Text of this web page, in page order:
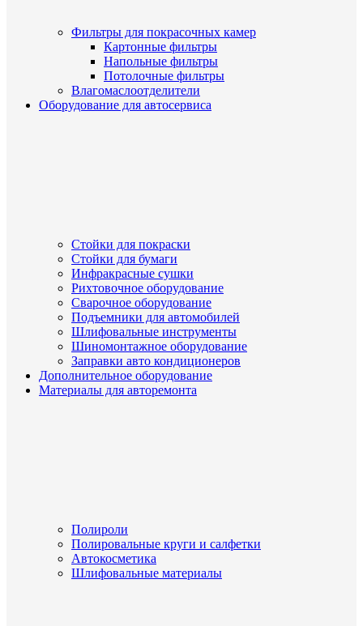
Фильтры для покрасочных камер
Картонные фильтры
Напольные фильтры
Потолочные фильтры
Влагомаслоотделители
Оборудование для автосервиса
Стойки для покраски
Стойки для бумаги
Инфракрасные сушки
Рихтовочное оборудование
Сварочное оборудование
Подъемники для автомобилей
Шлифовальные инструменты
Шиномонтажное оборудование
Заправки авто кондиционеров
Дополнительное оборудование
Материалы для авторемонта
Полироли
Полировальные круги и салфетки
Автокосметика
Шлифовальные материалы